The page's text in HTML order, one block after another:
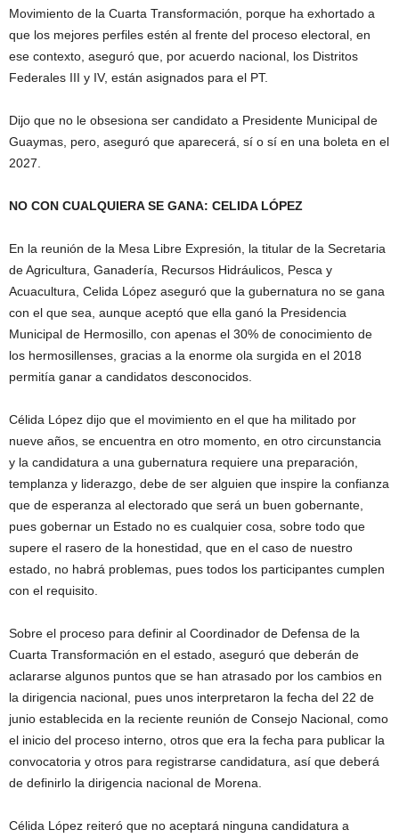
Movimiento de la Cuarta Transformación, porque ha exhortado a
que los mejores perfiles estén al frente del proceso electoral, en
ese contexto, aseguró que, por acuerdo nacional, los Distritos
Federales III y IV, están asignados para el PT.
Dijo que no le obsesiona ser candidato a Presidente Municipal de
Guaymas, pero, aseguró que aparecerá, sí o sí en una boleta en el
2027.
NO CON CUALQUIERA SE GANA: CELIDA LÓPEZ
En la reunión de la Mesa Libre Expresión, la titular de la Secretaria
de Agricultura, Ganadería, Recursos Hidráulicos, Pesca y
Acuacultura, Celida López aseguró que la gubernatura no se gana
con el que sea, aunque aceptó que ella ganó la Presidencia
Municipal de Hermosillo, con apenas el 30% de conocimiento de
los hermosillenses, gracias a la enorme ola surgida en el 2018
permitía ganar a candidatos desconocidos.
Célida López dijo que el movimiento en el que ha militado por
nueve años, se encuentra en otro momento, en otro circunstancia
y la candidatura a una gubernatura requiere una preparación,
templanza y liderazgo, debe de ser alguien que inspire la confianza
que de esperanza al electorado que será un buen gobernante,
pues gobernar un Estado no es cualquier cosa, sobre todo que
supere el rasero de la honestidad, que en el caso de nuestro
estado, no habrá problemas, pues todos los participantes cumplen
con el requisito.
Sobre el proceso para definir al Coordinador de Defensa de la
Cuarta Transformación en el estado, aseguró que deberán de
aclararse algunos puntos que se han atrasado por los cambios en
la dirigencia nacional, pues unos interpretaron la fecha del 22 de
junio establecida en la reciente reunión de Consejo Nacional, como
el inicio del proceso interno, otros que era la fecha para publicar la
convocatoria y otros para registrarse candidatura, así que deberá
de definirlo la dirigencia nacional de Morena.
Célida López reiteró que no aceptará ninguna candidatura a